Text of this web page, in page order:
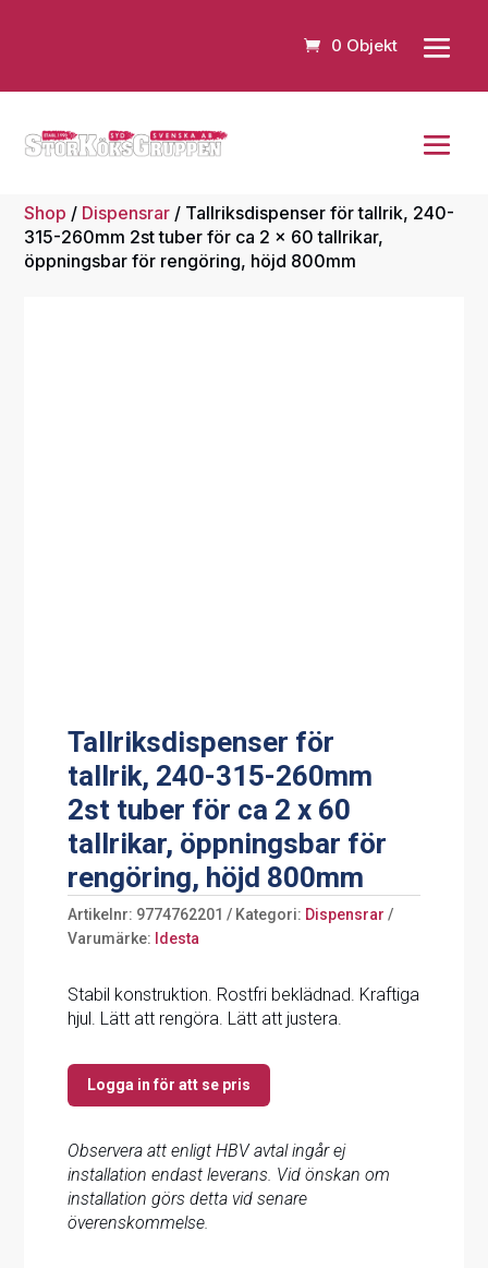
0 Objekt
Shop / Dispensrar / Tallriksdispenser för tallrik, 240-
315-260mm 2st tuber för ca 2 x 60 tallrikar,
öppningsbar för rengöring, höjd 800mm
Tallriksdispenser för
tallrik, 240-315-260mm
2st tuber för ca 2 x 60
tallrikar, öppningsbar för
rengöring, höjd 800mm
Artikelnr: 9774762201 Kategori: Dispensrar
Varumärke: Idesta
Stabil konstruktion. Rostfri beklädnad. Kraftiga
hjul. Lätt att rengöra. Lätt att justera.
Logga in för att se pris
Observera att enligt HBV avtal ingår ej
installation endast leverans. Vid önskan om
installation görs detta vid senare
överenskommelse.